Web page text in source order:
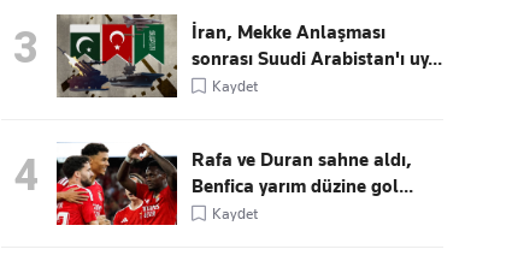
3
İran, Mekke Anlaşması
sonrası Suudi Arabistan'ı uy...
Kaydet
4
Rafa ve Duran sahne aldı,
Benfica yarım düzine gol...
Kaydet